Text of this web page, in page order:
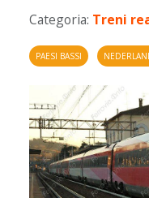
Categoria: Treni
PAESI BASSI